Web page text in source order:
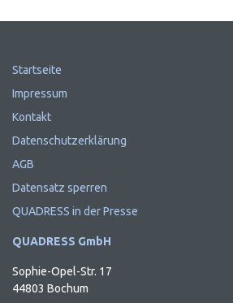
Startseite
Impressum
Kontakt
Datenschutzerklärung
AGB
Datensatz sperren
QUADRESS in der Presse
QUADRESS GmbH
Sophie-Opel-Str. 17
44803 Bochum